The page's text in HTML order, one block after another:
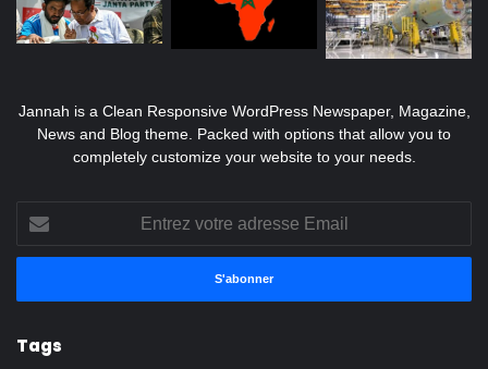
Jannah is a Clean Responsive WordPress Newspaper, Magazine,
News and Blog theme. Packed with options that allow you to
completely customize your website to your needs.
votre
adresse
Tags